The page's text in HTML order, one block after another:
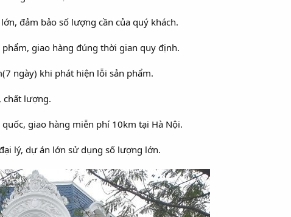
đảm bảo số lượng cần của quý khách.
giao hàng đúng thời gian quy định.
ngày) khi phát hiện lỗi sản phẩm.
chất lượng.
giao hàng miễn phí 10km tại Hà Nội.
lý, dự án lớn sử dụng số lượng lớn.